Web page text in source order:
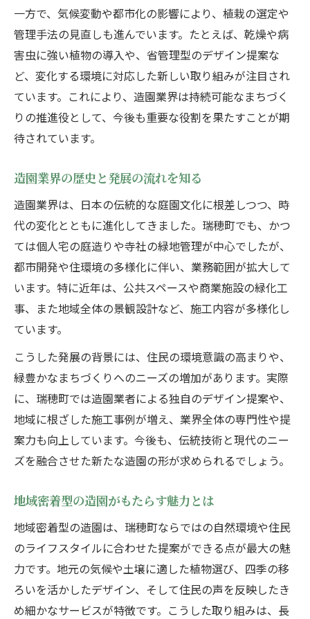
持続可能な造園技術が地域に与える影響
持続可能な造園技術の基本と進化を知る
環境に配慮した造園の施工方法を解説
地域に根差す造園がもたらす社会的価値
造園技術が生み出す地域経済への効果
持続可能な造園が未来の街を変える理由
一方で、気候変動や都市化の影響により、植栽の選定や
管理手法の見直しも進んでいます。たとえば、乾燥や病
害虫に強い植物の導入や、省管理型のデザイン提案な
ど、変化する環境に対応した新しい取り組みが注目され
ています。これにより、造園業界は持続可能なまちづく
りの推進役として、今後も重要な役割を果たすことが期
待されています。
造園業界の歴史と発展の流れを知る
造園業界は、日本の伝統的な庭園文化に根差しつつ、時
代の変化とともに進化してきました。瑞穂町でも、かつ
ては個人宅の庭造りや寺社の緑地管理が中心でしたが、
都市開発や住環境の多様化に伴い、業務範囲が拡大して
います。特に近年は、公共スペースや商業施設の緑化工
事、また地域全体の景観設計など、施工内容が多様化し
ています。
こうした発展の背景には、住民の環境意識の高まりや、
緑豊かなまちづくりへのニーズの増加があります。実際
に、瑞穂町では造園業者による独自のデザイン提案や、
地域に根ざした施工事例が増え、業界全体の専門性や提
案力も向上しています。今後も、伝統技術と現代のニー
ズを融合させた新たな造園の形が求められるでしょう。
地域密着型の造園がもたらす魅力とは
地域密着型の造園は、瑞穂町ならではの自然環境や住民
のライフスタイルに合わせた提案ができる点が最大の魅
力です。地元の気候や土壌に適した植物選び、四季の移
ろいを活かしたデザイン、そして住民の声を反映したき
め細かなサービスが特徴です。こうした取り組みは、長